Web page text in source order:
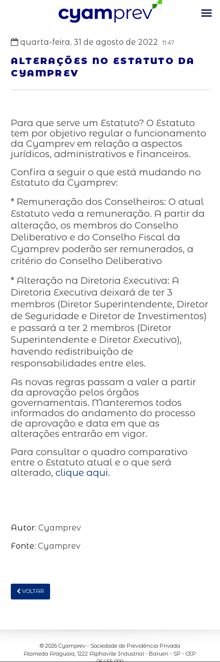
quarta-feira, 31 de agosto de 202211:47
ALTERAÇÕES NO ESTATUTO DA
CYAMPREV
Para que serve um Estatuto? O Estatuto
tem por objetivo regular o funcionamento
da Cyamprev em relação a aspectos
jurídicos, administrativos e financeiros.
Confira a seguir o que está mudando no
Estatuto da Cyamprev:
* Remuneração dos Conselheiros: O atual
Estatuto veda a remuneração. A partir da
alteração, os membros do Conselho
Deliberativo e do Conselho Fiscal da
Cyamprev poderão ser remunerados, a
critério do Conselho Deliberativo
* Alteração na Diretoria Executiva: A
Diretoria Executiva deixará de ter 3
membros (Diretor Superintendente, Diretor
de Seguridade e Diretor de Investimentos)
e passará a ter 2 membros (Diretor
Superintendente e Diretor Executivo),
havendo redistribuição de
responsabilidades entre eles.
As novas regras passam a valer a partir
da aprovação pelos órgãos
governamentais. Manteremos todos
informados do andamento do processo
de aprovação e data em que as
alterações entrarão em vigor.
Para consultar o quadro comparativo
entre o Estatuto atual e o que será
alterado,clique aqui.
Autor: Cyamprev
Fonte: Cyamprev
VOLTAR
© 2026 Cyamprev - Sociedade de Previdência Privada
Alameda Araguaia, 1222 Alphaville Industrial -Barueri - SP - CEP: